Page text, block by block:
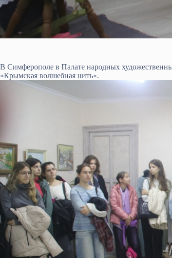
В Симферополе в Палате народных
«Крымская волшебная нить».